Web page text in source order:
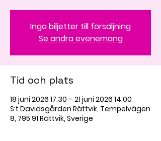
Inga biljetter till försäljning
Se andra evenemang
Tid och plats
18 juni 2026 17:30 – 21 juni 2026 14:00
S:t Davidsgården Rättvik, Tempelvägen
8, 795 91 Rättvik, Sverige